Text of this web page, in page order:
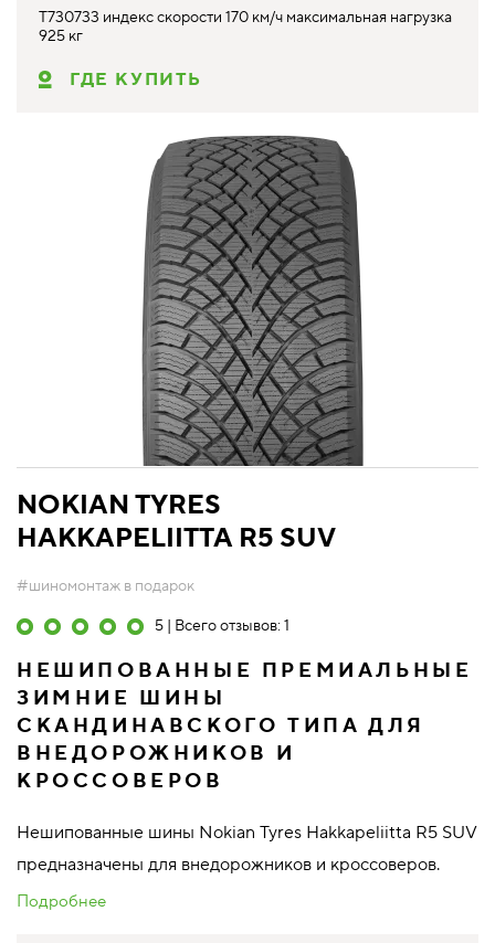
T730733 индекс скорости 170 км/ч максимальная нагрузка
925 кг
ГДЕ КУПИТЬ
NOKIAN TYRES
HAKKAPELIITTA R5 SUV
#шиномонтаж в подарок
5 | Всего отзывов: 1
НЕШИПОВАННЫЕ ПРЕМИАЛЬНЫЕ
ЗИМНИЕ ШИНЫ
СКАНДИНАВСКОГО ТИПА ДЛЯ
ВНЕДОРОЖНИКОВ И
КРОССОВЕРОВ
Нешипованные шины Nokian Tyres Hakkapeliitta R5 SUV
предназначены для внедорожников и кроссоверов.
Подробнее